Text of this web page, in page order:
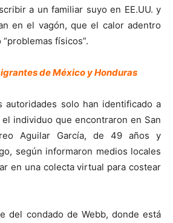
a un familiar suyo en EE.UU. y
en el vagón, que el calor adentro
físicos”.
de México y Honduras
autoridades solo han identificado a
individuo que encontraron en San
Aguilar García, de 49 años y
según informaron medios locales
en una colecta virtual para costear
del condado de Webb, donde está